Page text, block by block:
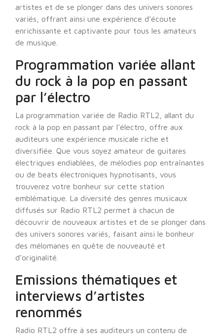
artistes et de se plonger dans des univers sonores
variés, offrant ainsi une expérience d’écoute
enrichissante et captivante pour tous les amateurs
de musique.
Programmation variée allant
du rock à la pop en passant
par l’électro
La programmation variée de Radio RTL2, allant du
rock à la pop en passant par l’électro, offre aux
auditeurs une expérience musicale riche et
diversifiée. Que vous soyez amateur de guitares
électriques endiablées, de mélodies pop entraînantes
ou de beats électroniques hypnotisants, vous
trouverez votre bonheur sur cette station
emblématique. La diversité des genres musicaux
diffusés sur Radio RTL2 permet à chacun de
découvrir de nouveaux artistes et de se plonger dans
des univers sonores variés, faisant ainsi le bonheur
des mélomanes en quête de nouveauté et
d’originalité.
Emissions thématiques et
interviews d’artistes
renommés
Radio RTL2 offre à ses auditeurs un contenu de